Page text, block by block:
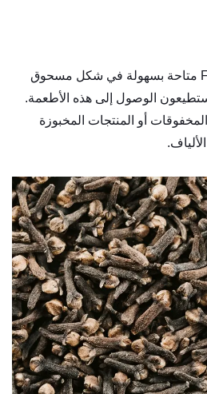
ومع ذلك، فإن مكملات FOS متاحة بسهولة في شكل مسحوق
الوصول إلى هذه الأطعمة.
أو المنتجات المخبوزة